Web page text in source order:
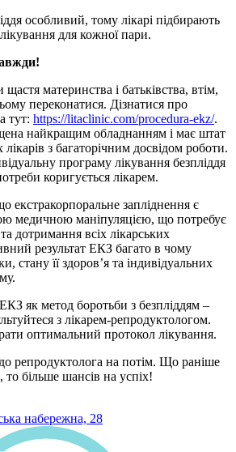
особливий, тому лікарі підбирають
для кожної пари.
материнства і батьківства, втім,
переконатися. Дізнатися про
тут: https://litaclinic.com/procedura-ekz/.
найкращим обладнанням і має штат
лікарів з багаторічним досвідом роботи.
програму лікування безпліддя
коригується лікарем.
екстракорпоральне запліднення є
медичною маніпуляцією, що потребує
дотримання всіх лікарських
результат ЕКЗ багато в чому
стану її здоров’я та індивідуальних
як метод боротьби з безпліддям –
з лікарем-репродуктологом.
оптимальний протокол лікування.
репродуктолога на потім. Що раніше
то більше шансів на успіх!
набережна, 28